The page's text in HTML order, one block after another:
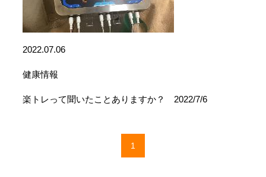
2022.07.06
健康情報
楽トレって聞いたことありますか？ 2022/7/6
1